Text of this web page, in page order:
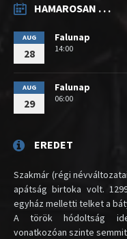
HAMAROSAN . . .
AUG
28
Falunap
14:00
AUG
29
Falunap
06:00
EREDET
Szakmár (régi
apátság birtoka volt.
egyház melletti telket a
A török hódoltság
vonatkozóan szinte